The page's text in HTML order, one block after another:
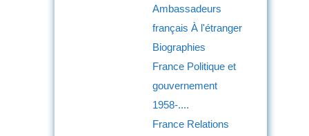
Ambassadeurs
français À l'étranger
Biographies
France Politique et
gouvernement
1958-....
France Relations